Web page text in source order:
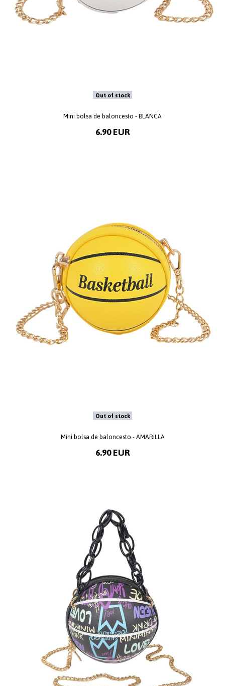
Out of stock
Mini bolsa de baloncesto - BLANCA
6.90 EUR
Out of stock
Mini bolsa de baloncesto - AMARILLA
6.90 EUR